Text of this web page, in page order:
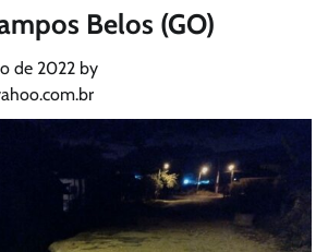
Belos (GO)
de 2022 by